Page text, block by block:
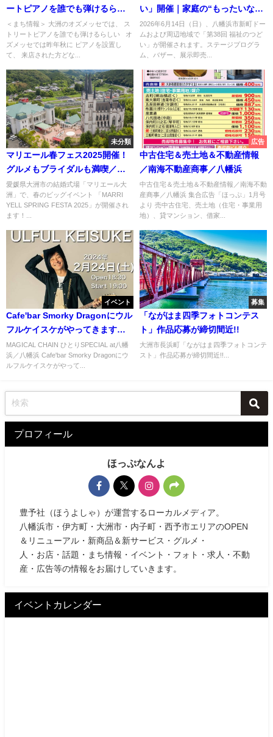
ートピアノを誰でも弾けるらし
い
＜まち情報＞ 大洲のオズメッセでは、 ス
トリートピアノを誰でも弾けるらしい オ
ズメッセでは昨年秋に ピアノを設置し
て、 来店された方どな...
い」開催｜家庭の“もったいない
食品”を活かすフードドライブも
実施
2026年6月14日（日）、八幡浜市新町ドー
ムおよび周辺地域で「第38回 福祉のつど
い」が開催されます。ステージプログラ
ム、バザー、展示即売...
未分類
マリエール春フェス2025開催！
グルメもブライダルも満喫／大
洲
愛媛県大洲市の結婚式場「マリエール大
洲」で、春のビッグイベント 「MARRI
YELL SPRING FESTA 2025」が開催され
ます！...
広告
中古住宅＆売土地＆不動産情報
／南海不動産商事／八幡浜
中古住宅＆売土地＆不動産情報／南海不動
産商事／八幡浜 集合広告「ほっぷ」1月号
より 売中古住宅、売土地（住宅・事業用
地）、貸マンション、借家...
イベント
Cafe'bar Smorky Dragonにウル
フルケイスケがやってきます！
／八幡浜
MAGICAL CHAIN ひとりSPECIAL at八幡
浜／八幡浜 Cafe'bar Smorky Dragonにウ
ルフルケイスケがやって...
募集
「ながはま四季フォトコンテス
ト」作品応募が締切間近!!
大洲市長浜町「ながはま四季フォトコンテ
スト」作品応募が締切間近!!...
プロフィール
ほっぷなんよ
豊予社（ほうよしゃ）が運営するローカルメディア。
八幡浜市・伊方町・大洲市・内子町・西予市エリアのOPEN
＆リニューアル・新商品＆新サービス・グルメ・
人・お店・話題・まち情報・イベント・フォト・求人・不動
産・広告等の情報をお届けしていきます。
イベントカレンダー